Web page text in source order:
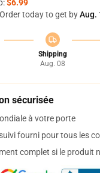
$6.99
today to get byAug.
Shipping
Aug. 08
sécurisée
à votre porte
fourni pour tous les
complet si le produit